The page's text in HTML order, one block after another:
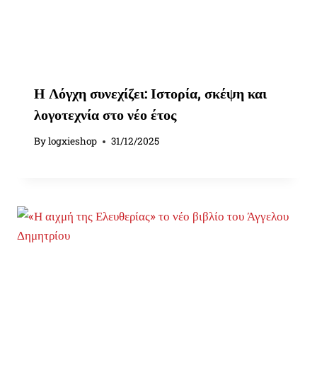
Η Λόγχη συνεχίζει: Ιστορία, σκέψη και
λογοτεχνία στο νέο έτος
Bylogxieshop 31/12/2025